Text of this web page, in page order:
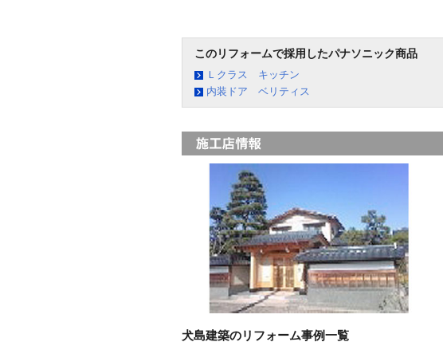
このリフォームで採用したパナソニック商品
Ｌクラス キッチン
内装ドア ベリティス
犬島建築のリフォーム事例一覧